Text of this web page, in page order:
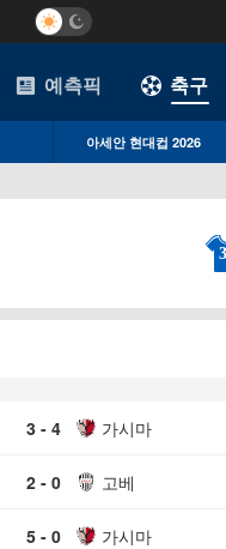
예측픽 축구
아세안 현대컵 2026
3 - 4 가시마
2 - 0 고베
5 - 0 가시마